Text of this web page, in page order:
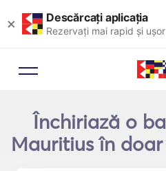
× Descărcați aplicația
Rezervați mai rapid și ușor
Închiriază o
Mauritius în